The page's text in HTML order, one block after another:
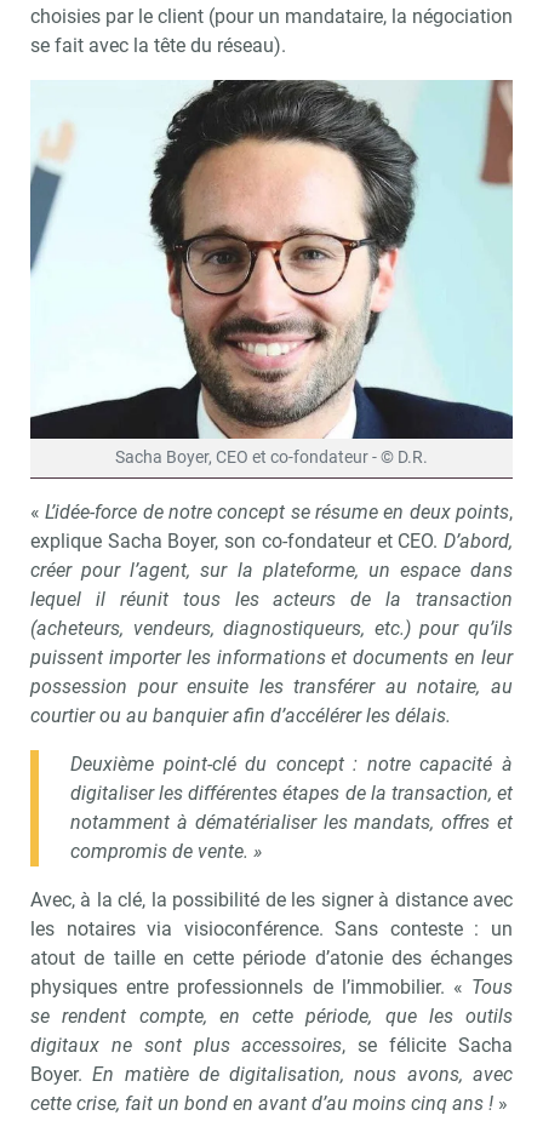
choisies par le client (pour un mandataire, la négociation
se fait avec la tête du réseau).
Sacha Boyer, CEO et co-fondateur - © D.R.
«L’idée-force de notre concept se résume en deux points,
explique Sacha Boyer, son co-fondateur et CEO. D’abord,
créer pour l’agent, sur la plateforme, un espace dans
lequel il réunit tous les acteurs de la transaction
(acheteurs, vendeurs, diagnostiqueurs, etc.) pour qu’ils
puissent importer les informations et documents en leur
possession pour ensuite les transférer au notaire, au
courtier ou au banquier afin d’accélérer les délais.
Deuxième point-clé du concept : notre capacité à
digitaliser les différentes étapes de la transaction, et
notamment à dématérialiser les mandats, offres et
compromis de vente. »
Avec, à la clé, la possibilité de les signer à distance avec
les notaires via visioconférence. Sans conteste : un
atout de taille en cette période d’atonie des échanges
physiques entre professionnels de l’immobilier. « Tous
se rendent compte, en cette période, que les outils
digitaux ne sont plus accessoires, se félicite Sacha
Boyer.En matière de digitalisation, nous avons, avec
cette crise, fait un bond en avant d’au moins cinq ans ! »